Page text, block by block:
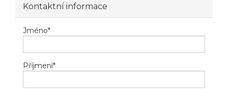
Kontaktní informace
Jméno*
Příjmení*